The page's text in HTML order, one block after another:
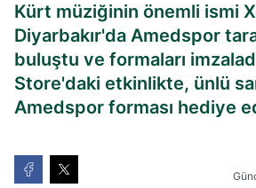
Kürt müziğinin önemli ismi
Diyarbakır'da Amedspor
buluştu ve formaları
Store'daki etkinlikte, ünlü
Amedspor forması hediye